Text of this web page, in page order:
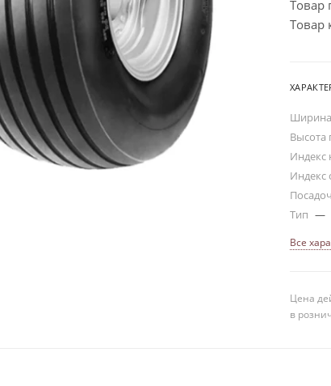
Товар
Товар
Высота
Индекс
Индекс
Тип —
Все
Цена
в